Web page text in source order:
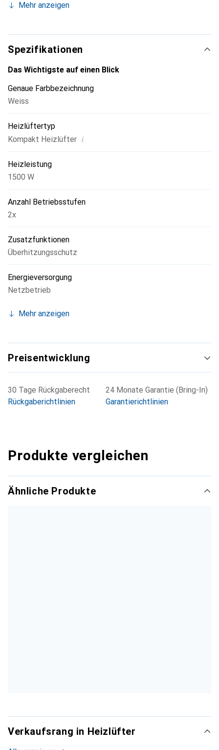
stabilen Standfuss aus Edelstahl, eine einfache Bedienung,
Doppelventilator für erhöhte Luftleistung,
Überhitzungsschutz und eine automatische Abschaltung
bei Kippen.
Mehr anzeigen
Spezifikationen
Das Wichtigste auf einen Blick
Genaue Farbbezeichnung
Weiss
Heizlüftertyp
Kompakt Heizlüfter i
Heizleistung
1500 W
Anzahl Betriebsstufen
2x
Zusatzfunktionen
Überhitzungsschutz
Energieversorgung
Netzbetrieb
Mehr anzeigen
Preisentwicklung
30 Tage Rückgaberecht
Rückgaberichtlinien
24 Monate Garantie (Bring-In)
Garantierichtlinien
Produkte vergleichen
Ähnliche Produkte
Verkaufsrang in Heizlüfter